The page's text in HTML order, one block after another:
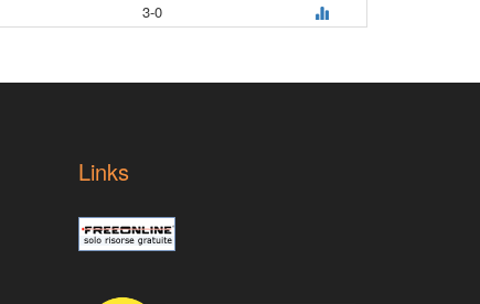
3-0
Links